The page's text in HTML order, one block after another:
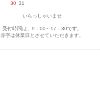
30 31
いらっしゃいませ
受付時間は、9：00～17：30です。
赤字は休業日とさせていただきます。